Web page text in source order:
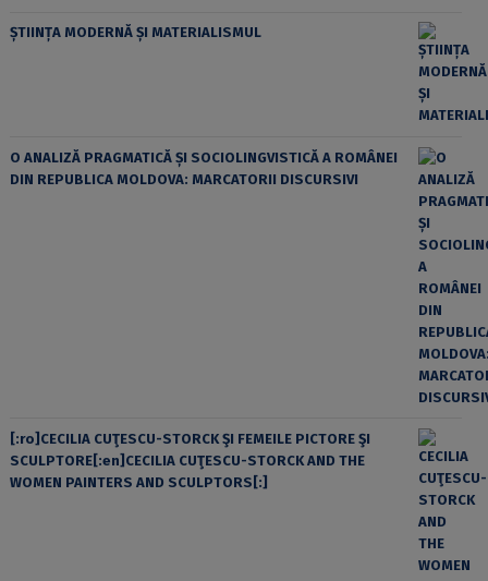
ȘTIINȚA MODERNĂ ȘI MATERIALISMUL
O ANALIZĂ PRAGMATICĂ ȘI SOCIOLINGVISTICĂ A ROMÂNEI
DIN REPUBLICA MOLDOVA: MARCATORII DISCURSIVI
[:ro]CECILIA CUŢESCU-STORCK ŞI FEMEILE PICTORE ŞI
SCULPTORE[:en]CECILIA CUŢESCU-STORCK AND THE
WOMEN PAINTERS AND SCULPTORS[:]